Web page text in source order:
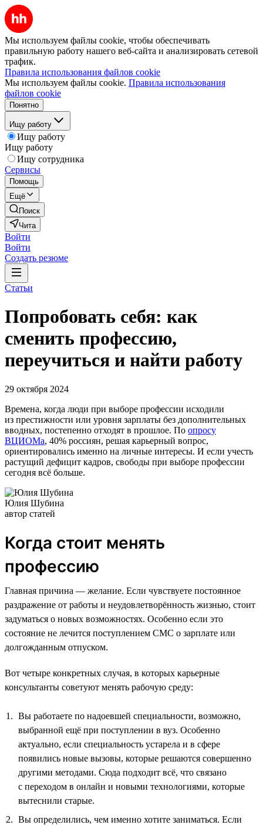
Мы используем файлы cookie, чтобы обеспечивать
правильную работу нашего веб-сайта и анализировать сетевой
трафик.
Правила использования файлов cookie
Мы используем файлы cookie. Правила использования
файлов cookie
Понятно
Ищу работу
Ищу работу
Ищу работу
Ищу сотрудника
Сервисы
Помощь
Ещё
Поиск
Чита
Войти
Войти
Создать резюме
Статьи
Попробовать себя: как
сменить профессию,
переучиться и найти работу
29 октября 2024
Времена, когда люди при выборе профессии исходили
из престижности или уровня зарплаты без дополнительных
вводных, постепенно отходят в прошлое. По опросу
ВЦИОМа, 40% россиян, решая карьерный вопрос,
ориентировались именно на личные интересы. И если учесть
растущий дефицит кадров, свободы при выборе профессии
сегодня всё больше.
Юлия Шубина
автор статей
Когда стоит менять
профессию
Главная причина — желание. Если чувствуете постоянное
раздражение от работы и неудовлетворённость жизнью, стоит
задуматься о новых возможностях. Особенно если это
состояние не лечится поступлением СМС о зарплате или
долгожданным отпуском.
Вот четыре конкретных случая, в которых карьерные
консультанты советуют менять рабочую среду:
Вы работаете по надоевшей специальности, возможно,
выбранной ещё при поступлении в вуз. Особенно
актуально, если специальность устарела и в сфере
появились новые вызовы, которые решаются совершенно
другими методами. Сюда подходит всё, что связано
с переходом в онлайн и новыми технологиями, которые
вытеснили старые.
Вы определились, чем именно хотите заниматься. Если